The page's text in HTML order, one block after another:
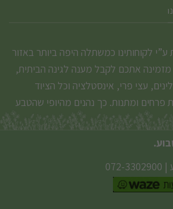
לקוחותינו כמשתלה היפה ביותר באזור
אתכם לקבל מענה לגינה הביתית,
עצי פרי, אינסטלציה וכל הציוד
פרחים ומתנות. כך נהנים מהיופי שהטבע
|
072-3302900